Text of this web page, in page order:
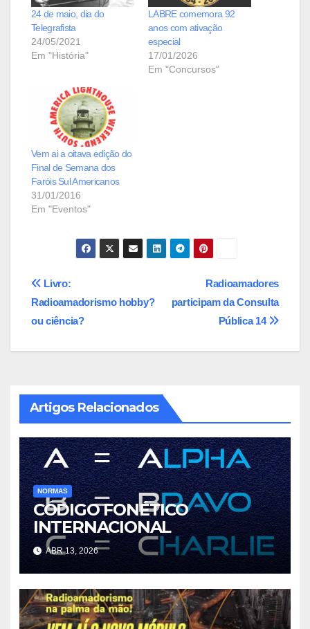
24 de maio, dia do
Telegrafista
24/05/2021
Em "História"
LABRE comemora 92
anos com ativação
especial
17/01/2026
Em "Concursos"
Vem ai a oitava edição do
Final de Semana dos
Faróis Sul Americanos
31/01/2016
Em "Eventos"
Navegação
de
Post
Radioamadores
participam da Consulta
Pública 14
Livro:
Radioamadorismo hobby?
ou ciência?
Artigos Relacionados
NORMAS
CÓDIGO FONÉTICO
INTERNACIONAL
ABR 13, 2026